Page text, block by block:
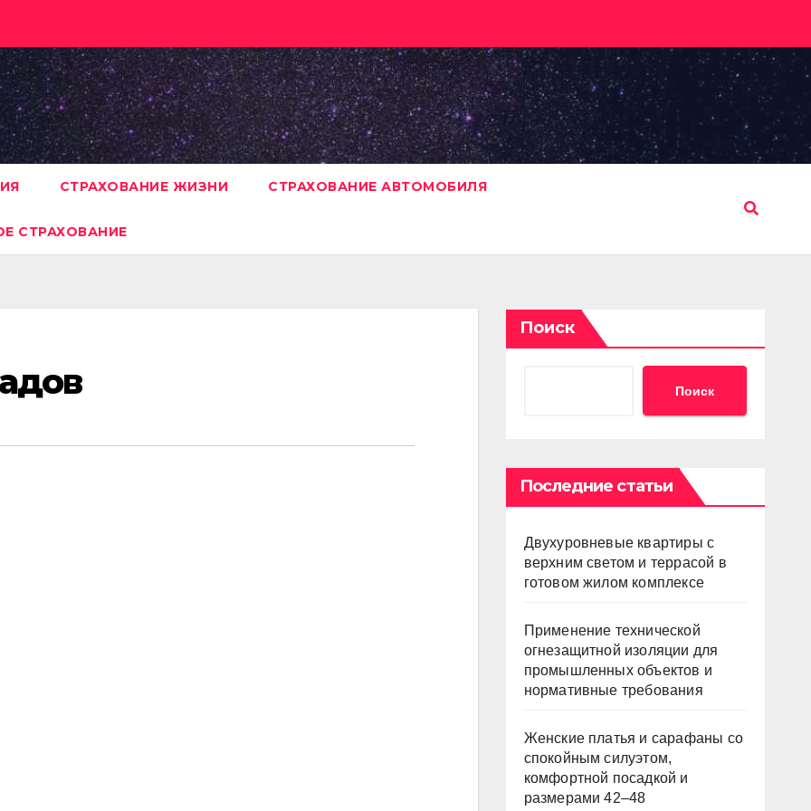
СТРАХОВАНИЕ ЖИЗНИ СТРАХОВАНИЕ АВТОМОБИЛЯ
СТРАХОВАНИЕ
Поиск
Поиск
Последние статьи
Двухуровневые квартиры с
верхним светом и террасой в
готовом жилом комплексе
Применение технической
огнезащитной изоляции для
промышленных объектов и
нормативные требования
Женские платья и сарафаны со
спокойным силуэтом,
комфортной посадкой и
размерами 42–48